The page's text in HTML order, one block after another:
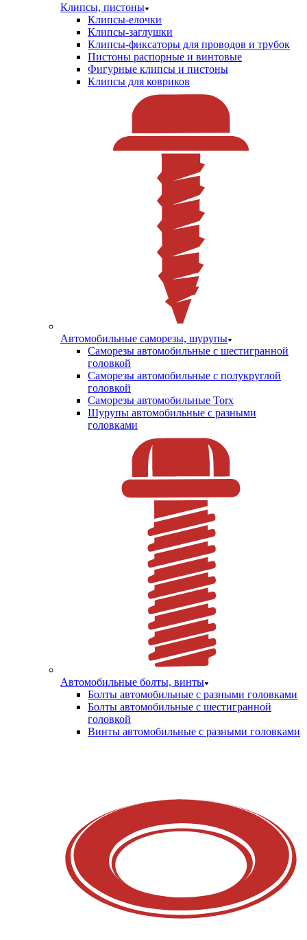
Клипсы, пистоны
Клипсы-елочки
Клипсы-заглушки
Клипсы-фиксаторы для проводов и трубок
Пистоны распорные и винтовые
Фигурные клипсы и пистоны
Клипсы для ковриков
Автомобильные саморезы, шурупы
Саморезы автомобильные с шестигранной
головкой
Саморезы автомобильные с полукруглой
головкой
Саморезы автомобильные Torx
Шурупы автомобильные с разными
головками
Автомобильные болты, винты
Болты автомобильные с разными головками
Болты автомобильные с шестигранной
головкой
Винты автомобильные с разными головками